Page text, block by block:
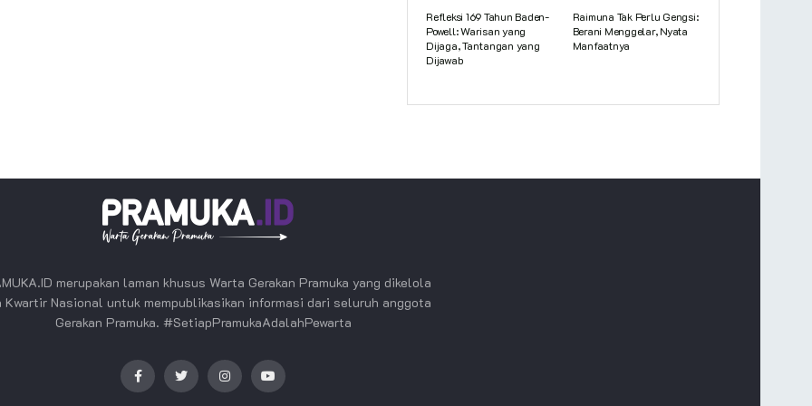
Refleksi 169 Tahun Baden-
Powell: Warisan yang
Dijaga, Tantangan yang
Dijawab
Raimuna Tak Perlu Gengsi:
Berani Menggelar, Nyata
Manfaatnya
merupakan laman khusus Warta Gerakan Pramuka yang dikelola
Kwartir Nasional untuk mempublikasikan informasi dari seluruh anggota
Gerakan Pramuka. #SetiapPramukaAdalahPewarta